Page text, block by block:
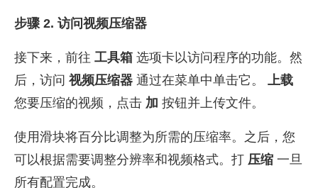
步骤 2. 访问视频压缩器
接下来，前往 工具箱 选项卡以访问程序的功能。然
后，访问 视频压缩器 通过在菜单中单击它。 上载
您要压缩的视频，点击 加 按钮并上传文件。
使用滑块将百分比调整为所需的压缩率。之后，您
可以根据需要调整分辨率和视频格式。打 压缩 一旦
所有配置完成。